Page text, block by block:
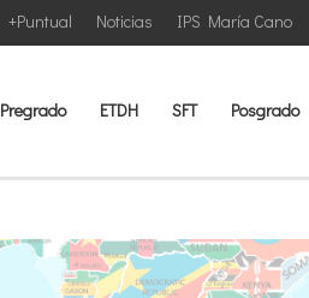
IPS María Cano
Noticias
+Puntual
Pregrado ETDH SFT Posgrado